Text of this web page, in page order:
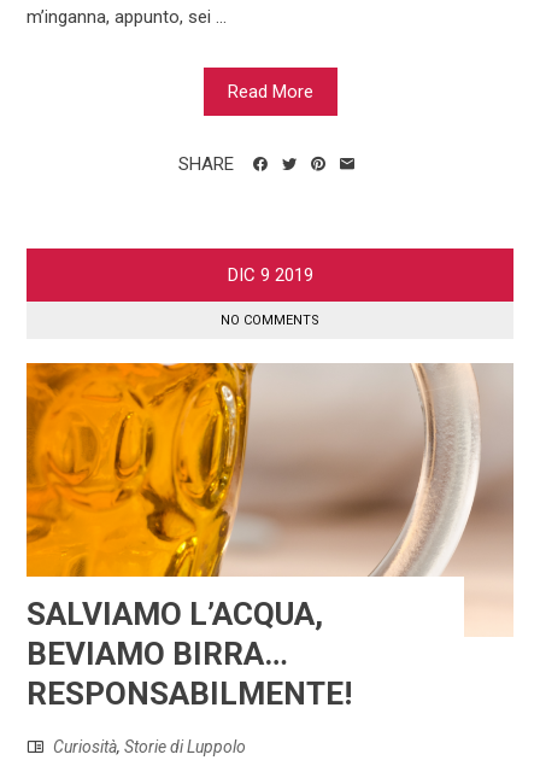
m’inganna, appunto, sei ...
Read More
SHARE
DIC 9 2019
NO COMMENTS
SALVIAMO L’ACQUA,
BEVIAMO BIRRA…
RESPONSABILMENTE!
Curiosità,Storie di Luppolo